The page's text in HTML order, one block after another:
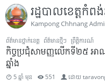
រដ្ឋបាលខេត្តកំពង់
Kampong Chhnang
ព័ត៌មានថ្នាក់ខេត្ត ព័ត៌មានថ្មីៗ ព្រឹត្តិការណ៍
កិច្ចប្រជុំសាមញ្ញលើកទី២៥ អា
ឆ្នាំង
5 ឆ្នាំ មុន 551 ដោយ